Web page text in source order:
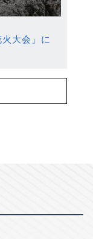
大会」に